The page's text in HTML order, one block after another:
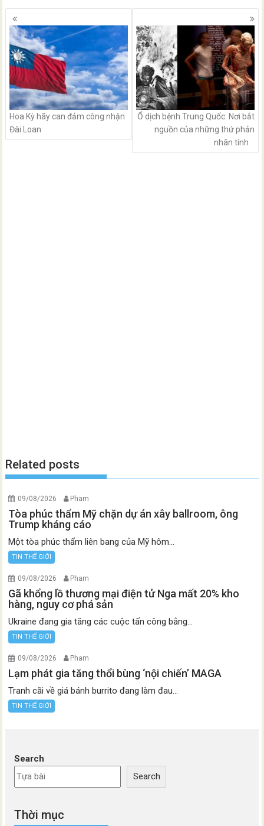
Posts
navigation
Hoa Kỳ hãy can đảm công nhận
Đài Loan
Ổ dịch bệnh Trung Quốc: Nơi bắt
nguồn của những thứ phản
nhân tính
Related posts
09/08/2026 Pham
Tòa phúc thẩm Mỹ chặn dự án xây ballroom, ông
Trump kháng cáo
Một tòa phúc thẩm liên bang của Mỹ hôm...
TIN THẾ GIỚI
09/08/2026 Pham
Gã khổng lồ thương mại điện tử Nga mất 20% kho
hàng, nguy cơ phá sản
Ukraine đang gia tăng các cuộc tấn công bằng...
TIN THẾ GIỚI
09/08/2026 Pham
Lạm phát gia tăng thổi bùng ‘nội chiến’ MAGA
Tranh cãi về giá bánh burrito đang làm đau...
TIN THẾ GIỚI
Search
Search
Thời mục